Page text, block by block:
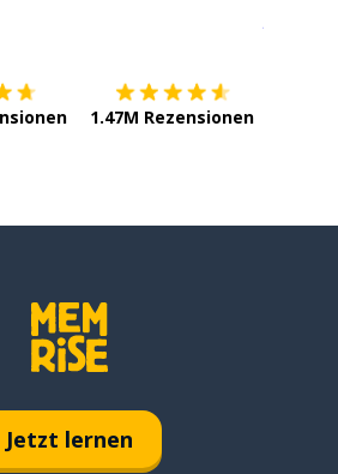
1.47M Rezensionen
Jetzt lernen